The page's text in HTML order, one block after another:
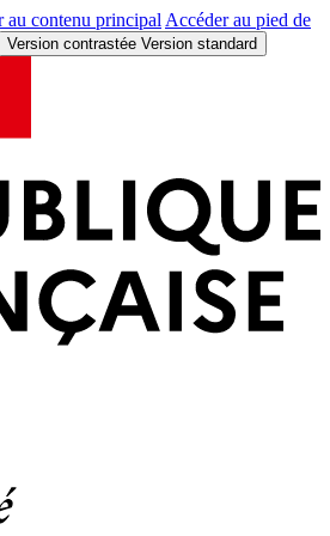
au contenu principal Accéder au pied de
Version contrastée Version standard